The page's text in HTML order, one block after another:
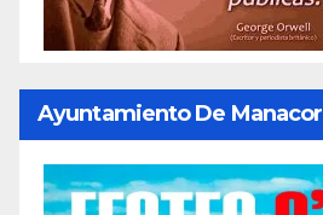
Ayuntamiento De Manacor